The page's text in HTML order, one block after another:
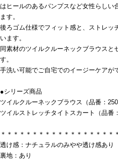
はヒールのあるパンプスなど女性らしい
ます。
後ろゴム仕様でフィット感と、ストレッ
います。
同素材のツイルクルーネックブラウス
す。
手洗い可能でご自宅でのイージーケアが
●シリーズ商品
ツイルクルーネックブラウス（品番：
ツイルストレッチタイトスカート（品番
＊＊＊＊＊＊＊＊＊＊＊＊＊＊＊＊＊＊
透け感：ナチュラルのみやや透け感あり
裏地：あり